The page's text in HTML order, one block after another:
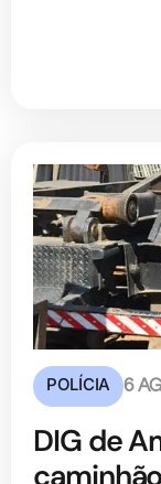
POLÍCIA 6
DIG de